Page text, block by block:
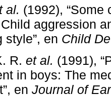
al. (1992),
aggression
style”, en Child
R. et al. (1991),
in boys: The
en Journal of